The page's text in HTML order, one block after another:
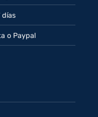
días
o Paypal